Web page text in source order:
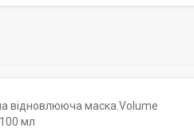
відновлююча маска.Volume
мл